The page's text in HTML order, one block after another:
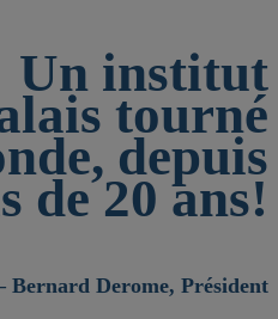
Un institut
tourné
depuis
de 20 ans!
Derome, Président